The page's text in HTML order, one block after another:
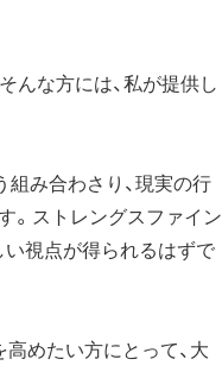
んな方には、私が提供し
み合わさり、現実の行
。ストレングスファイン
い視点が得られるはずで
めたい方にとって、大